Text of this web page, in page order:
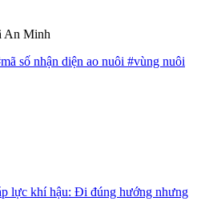
An Minh
số nhận diện ao nuôi #vùng nuôi
lực khí hậu: Đi đúng hướng nhưng